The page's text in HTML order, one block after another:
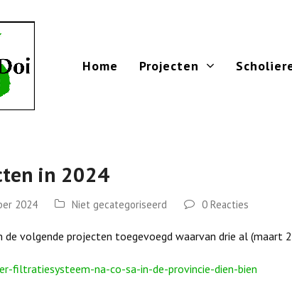
Home Projecten
in 2024
2024 Niet gecategoriseerd 0 Reacties
de volgende projecten toegevoegd waarvan drie al (maart
filtratiesysteem-na-co-sa-in-de-provincie-dien-bien